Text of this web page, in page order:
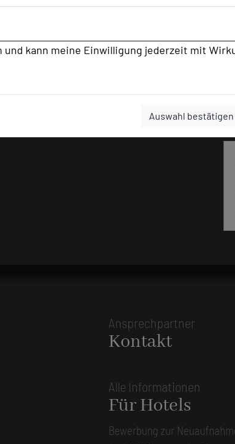
kann meine Einwilligung jederzeit mit
Auswahl bestätigen
Ansprechpartner
Kontakt
Alle Informationen
Für Hotels
Bewerbung zur